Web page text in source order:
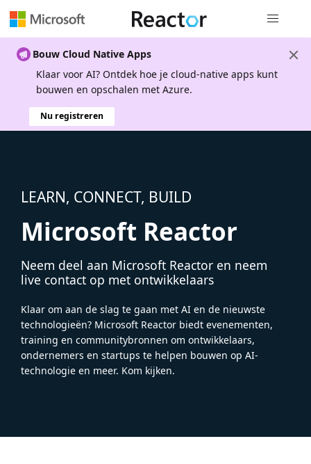
Bouw Cloud Native Apps
Klaar voor AI? Ontdek hoe je cloud-native apps kunt
bouwen en opschalen met Azure.
Nu registreren
LEARN, CONNECT, BUILD
Microsoft Reactor
Neem deel aan Microsoft Reactor en neem
live contact op met ontwikkelaars
Klaar om aan de slag te gaan met AI en de nieuwste
technologieën? Microsoft Reactor biedt evenementen,
training en communitybronnen om ontwikkelaars,
ondernemers en startups te helpen bouwen op AI-
technologie en meer. Kom kijken.